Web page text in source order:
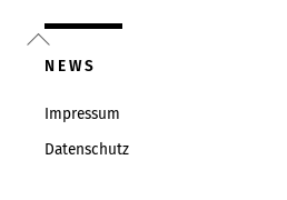
Back
To
NEWS
Impressum
Datenschutz